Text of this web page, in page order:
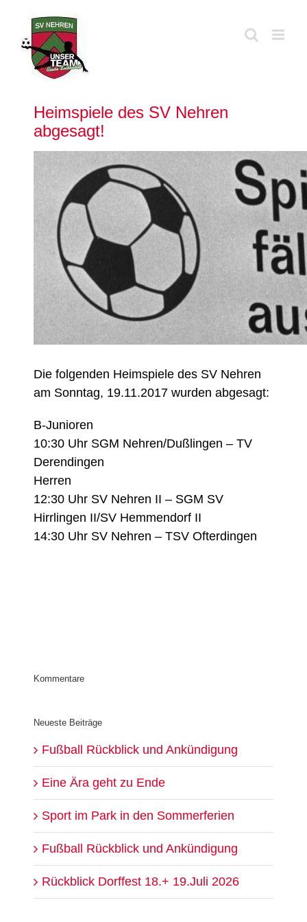
springen
Heimspiele des SV Nehren
abgesagt!
grösseres
Bild
Die folgenden Heimspiele des SV Nehren
am Sonntag, 19.11.2017 wurden abgesagt:
B-Junioren
10:30 Uhr SGM Nehren/Dußlingen – TV
Derendingen
Herren
12:30 Uhr SV Nehren II – SGM SV
Hirrlingen II/SV Hemmendorf II
14:30 Uhr SV Nehren – TSV Ofterdingen
Kommentare
Neueste Beiträge
Fußball Rückblick und Ankündigung
Eine Ära geht zu Ende
Sport im Park in den Sommerferien
Fußball Rückblick und Ankündigung
Rückblick Dorffest 18.+ 19.Juli 2026